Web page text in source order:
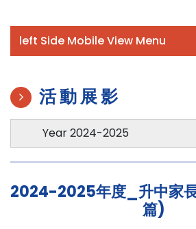
left Side Mobile View Menu
活動展影
2024-2025年度_升中家
篇)